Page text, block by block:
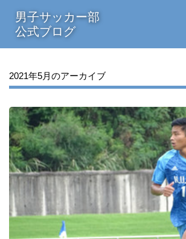
男子サッカー部
公式ブログ
2021年5月のアーカイブ